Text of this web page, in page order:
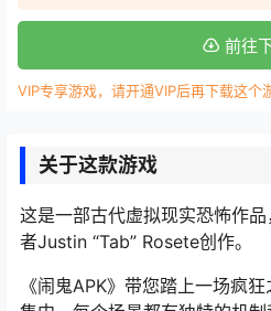
前往
VIP专享游戏，请开通VIP后再下载这个
关于这款游戏
这是一部古代虚拟现实恐怖作
者Justin “Tab” Rosete创作。
《闹鬼APK》带您踏上一场疯